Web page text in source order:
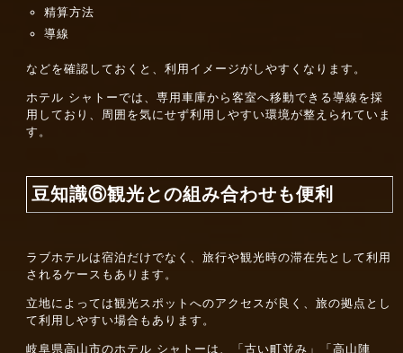
精算方法
導線
などを確認しておくと、利用イメージがしやすくなります。
ホテル シャトーでは、専用車庫から客室へ移動できる導線を採
用しており、周囲を気にせず利用しやすい環境が整えられていま
す。
豆知識⑥観光との組み合わせも便利
ラブホテルは宿泊だけでなく、旅行や観光時の滞在先として利用
されるケースもあります。
立地によっては観光スポットへのアクセスが良く、旅の拠点とし
て利用しやすい場合もあります。
岐阜県高山市のホテル シャトーは、「古い町並み」「高山陣